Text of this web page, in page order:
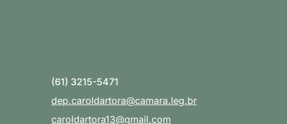
(61) 3215-5471
dep.caroldartora@camara.leg.br
caroldartora13@gmail.com